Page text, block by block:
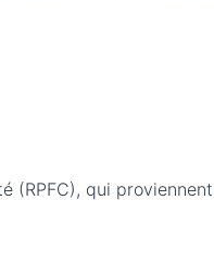
(RPFC), qui